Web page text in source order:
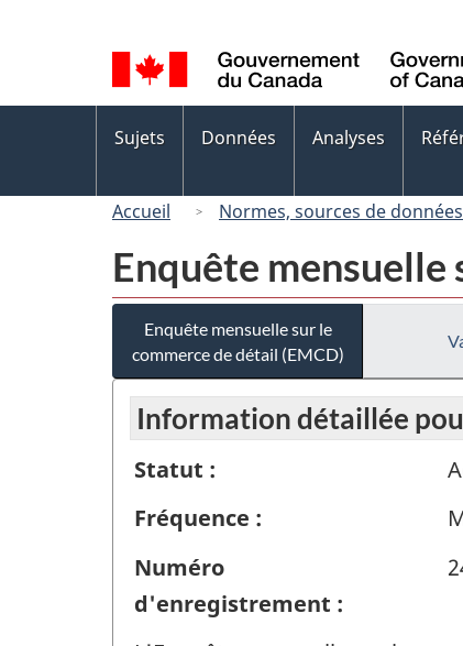
de
la
langue
des
Sujets Données Analyses
Accueil Normes, sources de
Enquête mensuelle
Enquête mensuelle sur le
commerce de détail (EMCD)
Information détaillée
Statut :
Fréquence :
Numéro
d'enregistrement :